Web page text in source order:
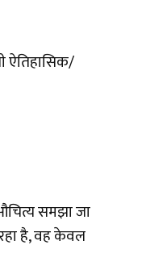
ऐतिहासिक/
समझा जा
है, वह केवल